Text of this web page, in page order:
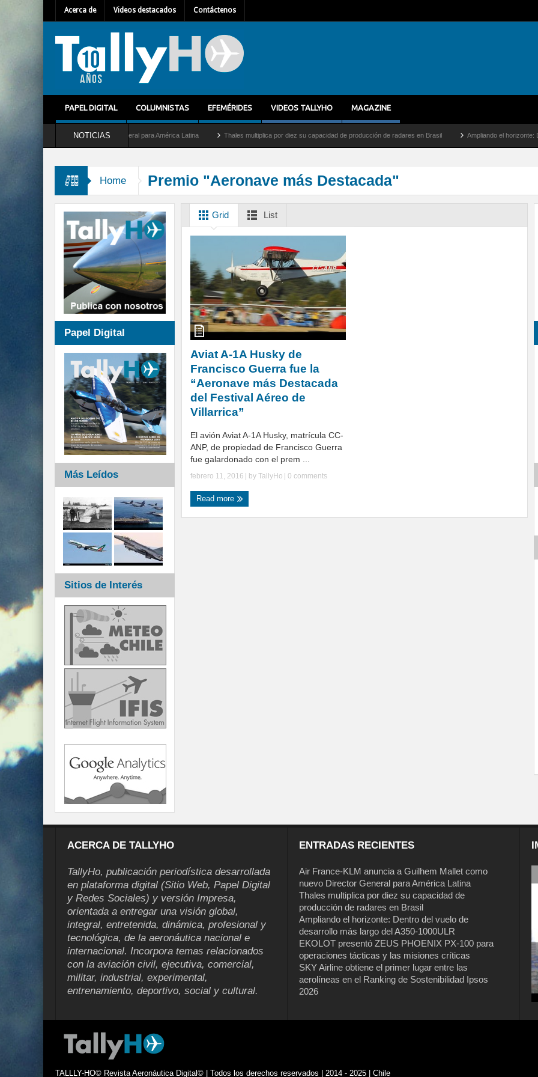
Acerca de Videos destacados Contáctenos
PAPEL DIGITAL COLUMNISTAS EFEMÉRIDES VIDEOS TALLYHO MAGAZINE
NOTICIAS
Mallet como nuevo Director General para América Latina Thales multiplica por diez su capacidad de producción de radares en Brasil Ampliando el horizonte: Dentro
Home Premio "Aeronave más Destacada"
Grid List
Aviat A-1A Husky de
Francisco Guerra fue la
“Aeronave más Destacada
del Festival Aéreo de
Villarrica”
El avión Aviat A-1A Husky, matrícula CC-
ANP, de propiedad de Francisco Guerra
fue galardonado con el prem ...
febrero 11, 2016 | by TallyHo 0 comments
Read more
Papel Digital
Más Leídos
Sitios de Interés
ACERCA DE TALLYHO
TallyHo, publicación periodística desarrollada
en plataforma digital (Sitio Web, Papel Digital
y Redes Sociales) y versión Impresa,
orientada a entregar una visión global,
integral, entretenida, dinámica, profesional y
tecnológica, de la aeronáutica nacional e
internacional. Incorpora temas relacionados
con la aviación civil, ejecutiva, comercial,
militar, industrial, experimental,
entrenamiento, deportivo, social y cultural.
ENTRADAS RECIENTES
Air France-KLM anuncia a Guilhem Mallet como
nuevo Director General para América Latina
Thales multiplica por diez su capacidad de
producción de radares en Brasil
Ampliando el horizonte: Dentro del vuelo de
desarrollo más largo del A350-1000ULR
EKOLOT presentó ZEUS PHOENIX PX-100 para
operaciones tácticas y las misiones críticas
SKY Airline obtiene el primer lugar entre las
aerolíneas en el Ranking de Sostenibilidad Ipsos
2026
TALLLY-HO© Revista Aeronáutica Digital© | Todos los derechos reservados | 2014 - 2025 | Chile